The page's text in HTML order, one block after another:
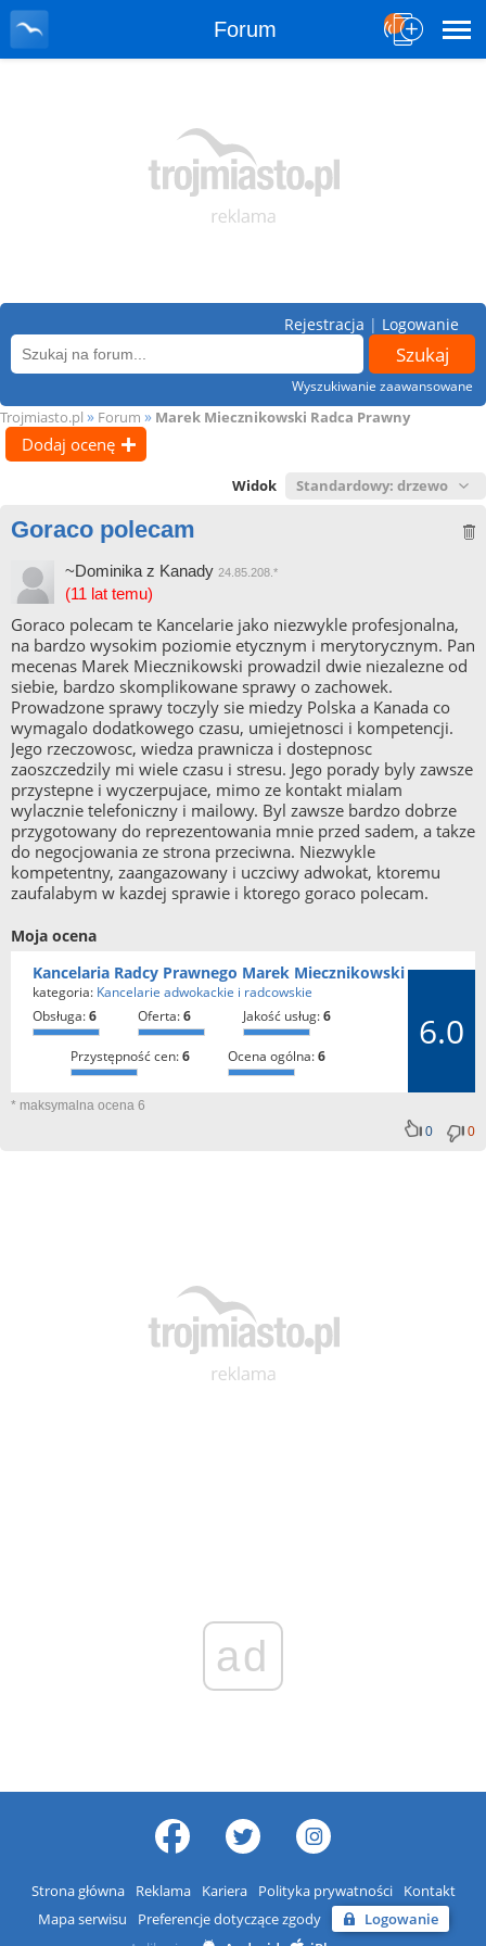
Forum
Wyszukiwanie zaawansowane
Rejestracja | Logowanie
Trojmiasto.pl » Forum » Marek Miecznikowski Radca Prawny
Dodaj ocenę
Widok
Goraco polecam
~Dominika z Kanady 24.85.208.*
(11 lat temu)
Goraco polecam te Kancelarie jako niezwykle profesjonalna,
na bardzo wysokim poziomie etycznym i merytorycznym. Pan
mecenas Marek Miecznikowski prowadzil dwie niezalezne od
siebie, bardzo skomplikowane sprawy o zachowek.
Prowadzone sprawy toczyly sie miedzy Polska a Kanada co
wymagalo dodatkowego czasu, umiejetnosci i kompetencji.
Jego rzeczowosc, wiedza prawnicza i dostepnosc
zaoszczedzily mi wiele czasu i stresu. Jego porady byly zawsze
przystepne i wyczerpujace, mimo ze kontakt mialam
wylacznie telefoniczny i mailowy. Byl zawsze bardzo dobrze
przygotowany do reprezentowania mnie przed sadem, a takze
do negocjowania ze strona przeciwna. Niezwykle
kompetentny, zaangazowany i uczciwy adwokat, ktoremu
zaufalabym w kazdej sprawie i ktorego goraco polecam.
Moja ocena
Kancelaria Radcy Prawnego Marek Miecznikowski
kategoria: Kancelarie adwokackie i radcowskie
obsługa:6 oferta:6 jakość usług:6
przystępność cen:6 ocena ogólna:6
6.0
* maksymalna ocena 6
0
0
ad
Strona główna Reklama Kariera Polityka prywatności
Kontakt
Mapa serwisu
Preferencje dotyczące zgody
Logowanie